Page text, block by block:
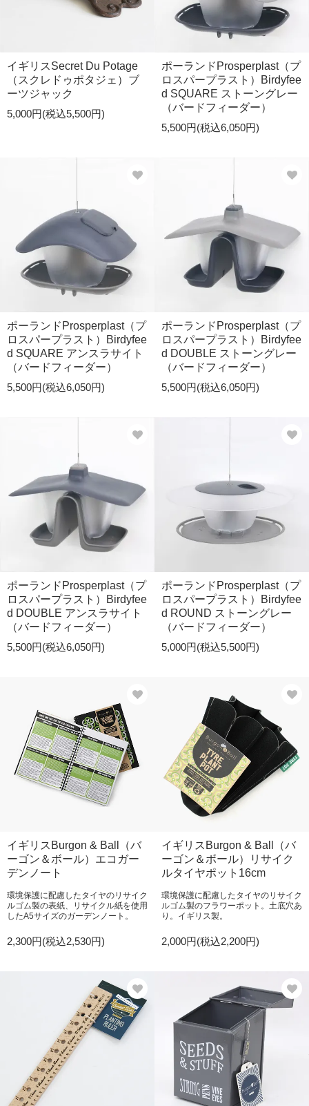
イギリスSecret Du Potage
（スクレドゥポタジェ）ブ
ーツジャック
5,000円(税込5,500円)
ポーランドProsperplast（プ
ロスパープラスト）Birdyfee
d SQUARE ストーングレー
（バードフィーダー）
5,500円(税込6,050円)
ポーランドProsperplast（プ
ロスパープラスト）Birdyfee
d SQUARE アンスラサイト
（バードフィーダー）
5,500円(税込6,050円)
ポーランドProsperplast（プ
ロスパープラスト）Birdyfee
d DOUBLE ストーングレー
（バードフィーダー）
5,500円(税込6,050円)
ポーランドProsperplast（プ
ロスパープラスト）Birdyfee
d DOUBLE アンスラサイト
（バードフィーダー）
5,500円(税込6,050円)
ポーランドProsperplast（プ
ロスパープラスト）Birdyfee
d ROUND ストーングレー
（バードフィーダー）
5,000円(税込5,500円)
イギリスBurgon & Ball（バ
ーゴン＆ボール）エコガー
デンノート
環境保護に配慮したタイヤのリサイク
ルゴム製の表紙、リサイクル紙を使用
したA5サイズのガーデンノート。
2,300円(税込2,530円)
イギリスBurgon & Ball（バ
ーゴン＆ボール）リサイク
ルタイヤポット16cm
環境保護に配慮したタイヤのリサイク
ルゴム製のフラワーポット。土底穴あ
り。イギリス製。
2,000円(税込2,200円)